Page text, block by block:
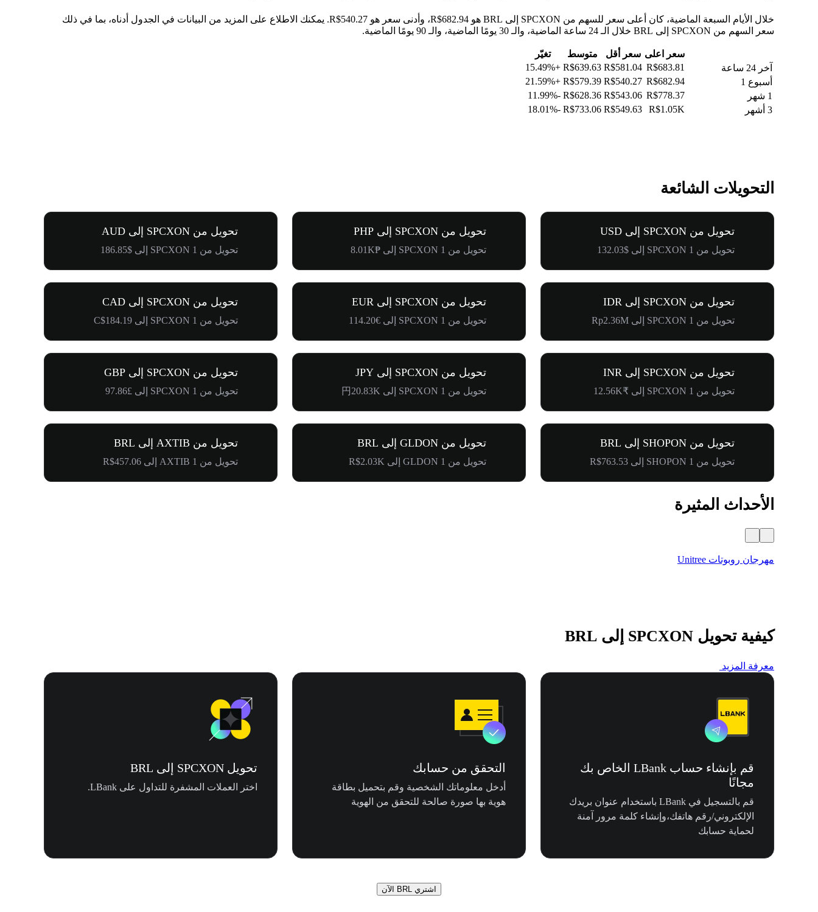
خلال الأيام السبعة الماضية، كان أعلى سعر للسهم من SPCXON إلى BRL هو R$682.94، وأدنى سعر هو R$540.27. يمكنك الاطلاع على المزيد من البيانات في الجدول أدناه، بما في ذلك
سعر السهم من SPCXON إلى BRL خلال الـ 24 ساعة الماضية، والـ 30 يومًا الماضية، والـ 90 يومًا الماضية.
سعر اعلى سعر أقل متوسط
تغيّر
آخر 24 ساعة
R$683.81
R$581.04
R$639.63
+15.49%
أسبوع 1
R$682.94
R$540.27
R$579.39
+21.59%
1 شهر
R$778.37
R$543.06
R$628.36
-11.99%
3 أشهر
R$1.05K
R$549.63
R$733.06
-18.01%
التحويلات الشائعة
تحويل من SPCXON إلى USD
تحويل من 1 SPCXON إلى $132.03
تحويل من SPCXON إلى PHP
تحويل من 1 SPCXON إلى ₱8.01K
تحويل من SPCXON إلى AUD
تحويل من 1 SPCXON إلى $186.85
تحويل من SPCXON إلى IDR
تحويل من 1 SPCXON إلى Rp2.36M
تحويل من SPCXON إلى EUR
تحويل من 1 SPCXON إلى €114.20
تحويل من SPCXON إلى CAD
تحويل من 1 SPCXON إلى C$184.19
تحويل من SPCXON إلى INR
تحويل من 1 SPCXON إلى ₹12.56K
تحويل من SPCXON إلى JPY
تحويل من 1 SPCXON إلى 円20.83K
تحويل من SPCXON إلى GBP
تحويل من 1 SPCXON إلى £97.86
تحويل من SHOPON إلى BRL
تحويل من 1 SHOPON إلى R$763.53
تحويل من GLDON إلى BRL
تحويل من 1 GLDON إلى R$2.03K
تحويل من AXTIB إلى BRL
تحويل من 1 AXTIB إلى R$457.06
الأحداث المثيرة
مهرجان روبوتات Unitree
كيفية تحويل SPCXON إلى BRL
معرفة المزيد
قم بإنشاء حساب LBank الخاص بك
مجانًا
قم بالتسجيل في LBank باستخدام عنوان بريدك
الإلكتروني/رقم هاتفك،وإنشاء كلمة مرور آمنة
لحماية حسابك
التحقق من حسابك
أدخل معلوماتك الشخصية وقم بتحميل بطاقة
هوية بها صورة صالحة للتحقق من الهوية
تحويل SPCXON إلى BRL
اختر العملات المشفرة للتداول على LBank.
اشتري BRL الآن